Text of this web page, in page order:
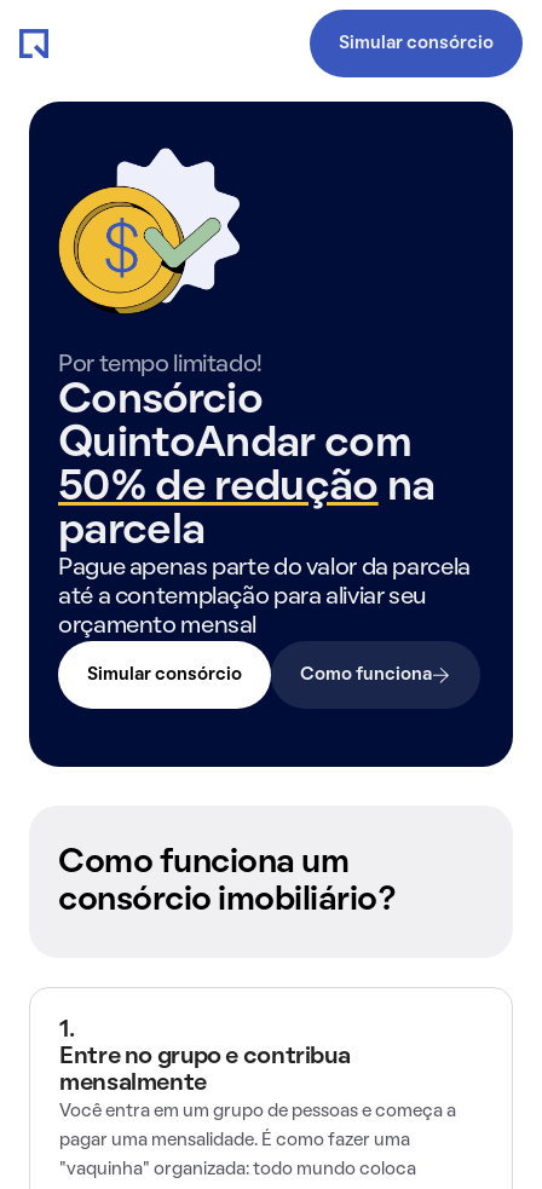
Simular consórcio
Por tempo limitado!
Consórcio
QuintoAndar com
50% de redução na
parcela
Pague apenas parte do valor da parcela
até a contemplação para aliviar seu
orçamento mensal
Simular consórcio Como funciona
Como funciona um
consórcio imobiliário?
1.
Entre no grupo e contribua
mensalmente
Você entra em um grupo de pessoas e começa a
pagar uma mensalidade. É como fazer uma
"vaquinha" organizada: todo mundo coloca